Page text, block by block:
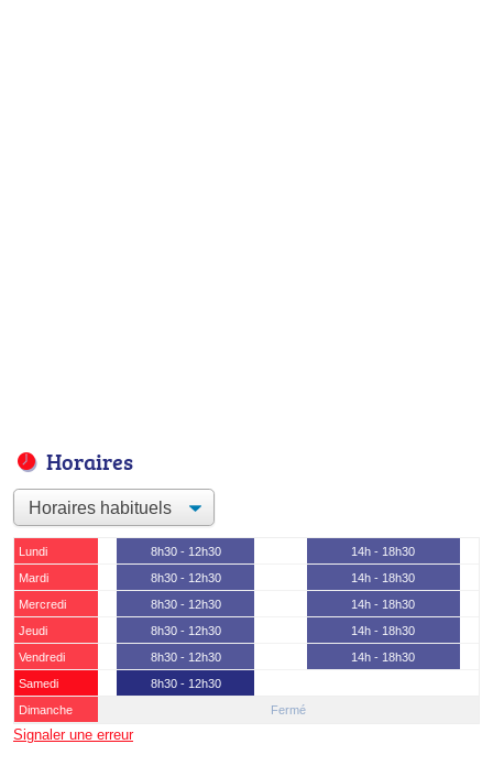
Horaires
Lundi 8h30 - 12h30
14h - 18h30
Mardi
8h30 - 12h30
14h - 18h30
Mercredi
8h30 - 12h30
14h - 18h30
Jeudi
8h30 - 12h30
14h - 18h30
Vendredi
8h30 - 12h30
14h - 18h30
Samedi
8h30 - 12h30
Dimanche
Fermé
Signaler une erreur